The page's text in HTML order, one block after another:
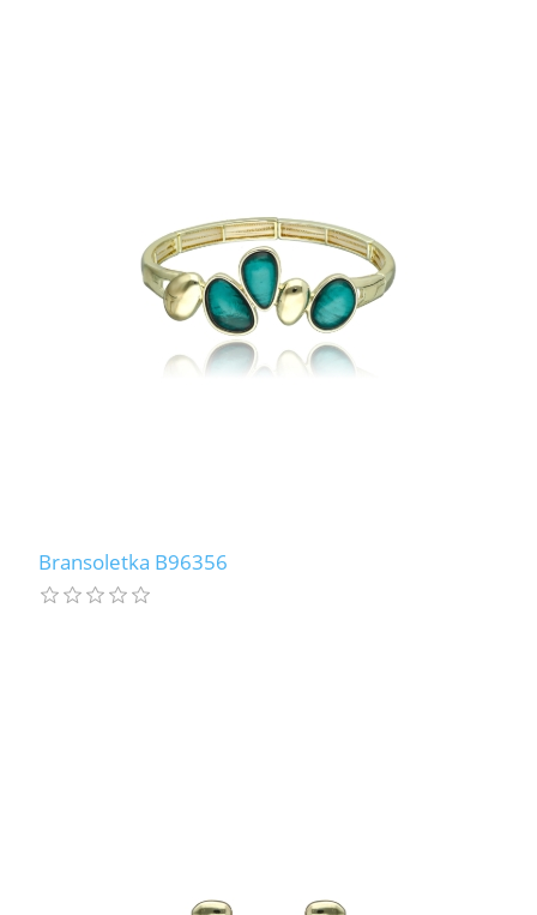
Bransoletka B96356